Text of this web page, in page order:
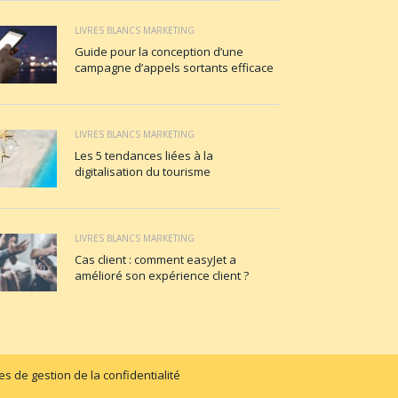
LIVRES BLANCS MARKETING
Guide pour la conception d’une
campagne d’appels sortants efficace
LIVRES BLANCS MARKETING
Les 5 tendances liées à la
digitalisation du tourisme
LIVRES BLANCS MARKETING
Cas client : comment easyJet a
amélioré son expérience client ?
de gestion de la confidentialité